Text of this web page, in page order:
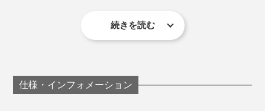
続きを読む
仕様・インフォメーション